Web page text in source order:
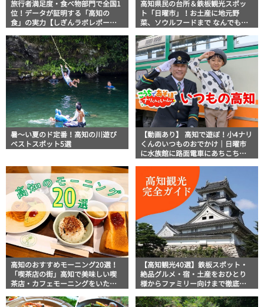
旅行者満足度・食べ物部門で全国1
位！データが証明する「高知の
食」の実力【しぎんラボレポー
高知県民の台所＆鉄板観光スポッ
ト「日曜市」！お土産に地元野
菜、ソウルフードまで なんでもそ
説！
暑～い夏のド定番！高知の川遊び
ベストスポット5選
【動画あり】 高知で遊ぼ！小4ナリ
くんのいつものおでかけ｜日曜市
に水族館に路面電車にあちこち巡
高知のおすすめモーニング20選！
「喫茶店の街」高知で美味しい喫
茶店・カフェモーニングをいただ
【高知観光40選】鉄板スポット・
絶品グルメ・宿・土産をおひとり
様からファミリー向けまで徹底解